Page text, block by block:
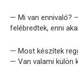
— Mi van ennivaló?
felébredtek, enni
— Most készítek
— Van valami külön